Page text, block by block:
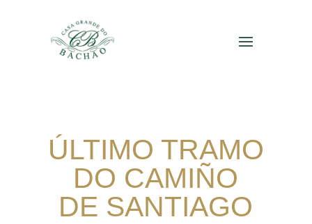
ÚLTIMO TRAMO
DO CAMIÑO
DE SANTIAGO